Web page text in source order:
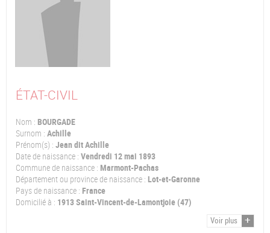
ÉTAT-CIVIL
Nom : BOURGADE
Surnom : Achille
Prénom(s) : Jean dit Achille
Date de naissance : Vendredi 12 mai 1893
Commune de naissance : Marmont-Pachas
Département ou province de naissance : Lot-et-Garonne
Pays de naissance : France
Domicilié à : 1913 Saint-Vincent-de-Lamontjoie (47)
Voir plus